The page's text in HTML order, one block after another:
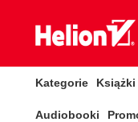
Kategorie Książki
Audiobooki